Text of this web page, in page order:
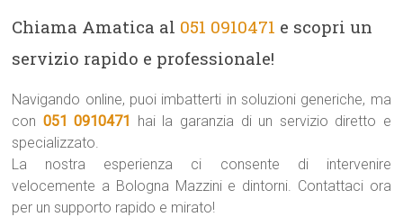
Chiama Amatica al 051 0910471 e scopri un
servizio rapido e professionale!
Navigando online, puoi imbatterti in soluzioni generiche, ma
con 051 0910471 hai la garanzia di un servizio diretto e
specializzato.
La nostra esperienza ci consente di intervenire
velocemente a Bologna Mazzini e dintorni. Contattaci ora
per un supporto rapido e mirato!